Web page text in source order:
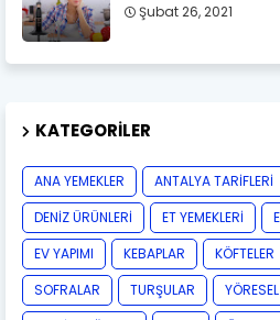
Şubat 26, 2021
KATEGORILER
ANA YEMEKLER ANTALYA TARİFLERİ
DENİZ ÜRÜNLERİ
ET YEMEKLERİ
EV YAPIMI
KEBAPLAR KÖFTELER
SOFRALAR
TURŞULAR